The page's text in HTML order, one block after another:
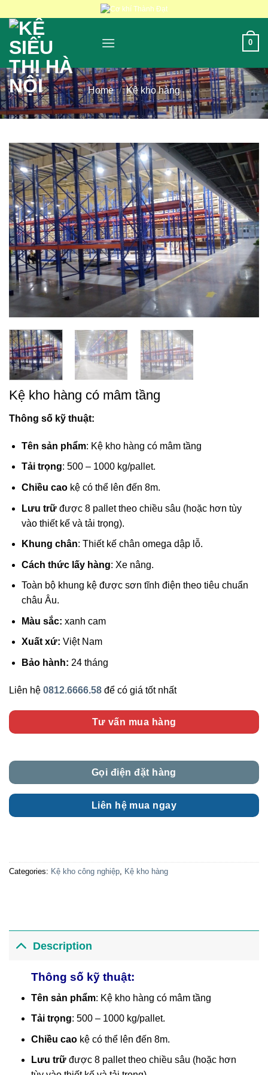
content
0
Home / Kệ kho hàng
Kệ kho hàng có mâm tầng
Thông số kỹ thuật:
Tên sản phẩm: Kệ kho hàng có mâm tầng
Tải trọng: 500 – 1000 kg/pallet.
Chiều caokệ có thể lên đến 8m.
Lưu trữđược 8 pallet theo chiều sâu (hoặc hơn tùy
vào thiết kế và tải trọng).
Khung chân: Thiết kế chân omega dập lỗ.
Cách thức lấy hàng: Xe nâng.
Toàn bộ khung kệ được sơn tĩnh điện theo tiêu chuẩn
châu Âu.
Màu sắc: xanh cam
Xuất xứ: Việt Nam
Bảo hành: 24 tháng
Liên hệ 0812.6666.58 để có giá tốt nhất
Tư vấn mua hàng
Gọi điện đặt hàng
Liên hệ mua ngay
Categories: Kệ kho công nghiệp, Kệ kho hàng
Description
Thông số kỹ thuật:
Tên sản phẩm: Kệ kho hàng có mâm tầng
Tải trọng: 500 – 1000 kg/pallet.
Chiều caokệ có thể lên đến 8m.
Lưu trữđược 8 pallet theo chiều sâu (hoặc hơn